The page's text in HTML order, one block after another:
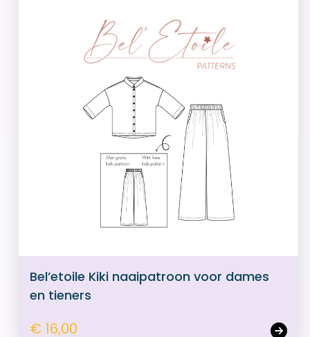
Bel’etoile Kiki naaipatroon voor dames
en tieners
€ 16,00